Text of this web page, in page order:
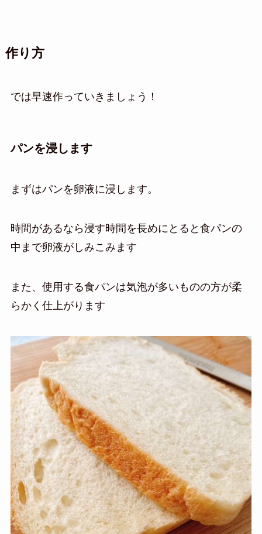
作り方
では早速作っていきましょう！
パンを浸します
まずはパンを卵液に浸します。
時間があるなら浸す時間を長めにとると食パンの
中まで卵液がしみこみます
また、使用する食パンは気泡が多いものの方が柔
らかく仕上がります